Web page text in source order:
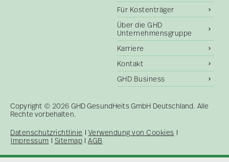
Für Kostenträger
Über die GHD
Unternehmensgruppe
Karriere
Kontakt
GHD Business
Copyright © 2026 GHD GesundHeits GmbH Deutschland. Alle
Rechte vorbehalten.
Datenschutzrichtlinie
Verwendung von Cookies
Impressum Sitemap AGB